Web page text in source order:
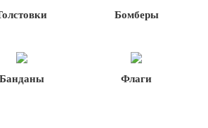
Бомберы
Банданы Флаги